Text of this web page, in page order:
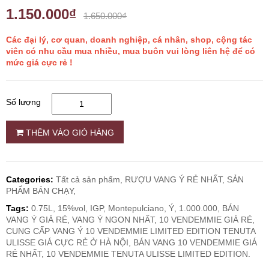
RƯỢU WHISKY
RƯỢU XO BRANDY
RƯỢU VODKA
RƯỢU COGNAC
RƯỢU VANG ĐÀ LẠT
BIA NGOẠI
1.150.000₫ 1.650.000₫
Các đại lý, cơ quan, doanh nghiệp, cá nhân, shop, cộng tác
viên có nhu cầu mua nhiều, mua buôn vui lòng liên hệ để có
mức giá cực rẻ !
Số lượng
THÊM VÀO GIỎ HÀNG
Categories: Tất cả sản phẩm, RƯỢU VANG Ý RẺ NHẤT, SẢN
PHẨM BÁN CHẠY,
Tags: 0.75L, 15%vol, IGP, Montepulciano, Ý, 1.000.000, BÁN
VANG Ý GIÁ RẺ, VANG Ý NGON NHẤT, 10 VENDEMMIE GIÁ RẺ,
CUNG CẤP VANG Ý 10 VENDEMMIE LIMITED EDITION TENUTA
ULISSE GIÁ CỰC RẺ Ở HÀ NỘI, BÁN VANG 10 VENDEMMIE GIÁ
RẺ NHẤT, 10 VENDEMMIE TENUTA ULISSE LIMITED EDITION.